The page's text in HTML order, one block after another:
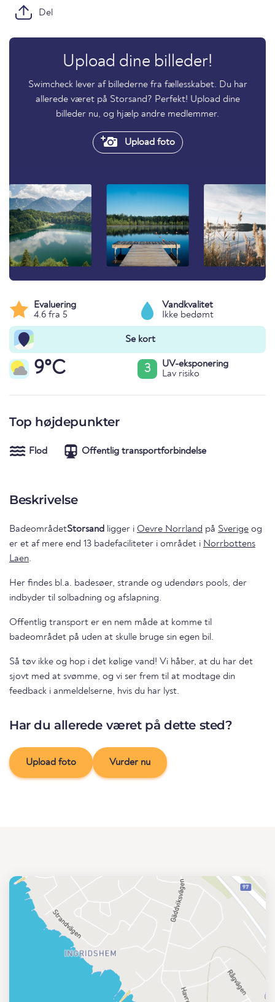
Del
Upload dine billeder!
Swimcheck lever af billederne fra fællesskabet. Du har
allerede været på Storsand? Perfekt! Upload dine
billeder nu, og hjælp andre medlemmer.
Upload foto
Evaluering
4.6 fra 5
Vandkvalitet
Ikke bedømt
Se kort
9°C 3
UV-eksponering
Lav risiko
Top højdepunkter
Flod Offentlig transportforbindelse
Beskrivelse
BadeområdetStorsand ligger i Oevre Norrland på Sverige og
er et af mere end 13 badefaciliteter i området i Norrbottens
Laen.
Her findes bl.a. badesøer, strande og udendørs pools, der
indbyder til solbadning og afslapning.
Offentlig transport er en nem måde at komme til
badeområdet på uden at skulle bruge sin egen bil.
Så tøv ikke og hop i det kølige vand! Vi håber, at du har det
sjovt med at svømme, og vi ser frem til at modtage din
feedback i anmeldelserne, hvis du har lyst.
Har du allerede været på dette sted?
Upload foto Vurder nu